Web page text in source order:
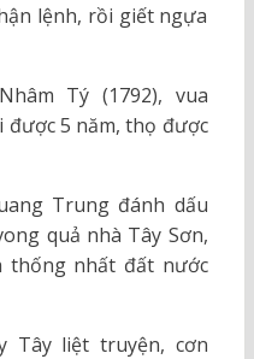
lệnh, rồi giết ngựa
Tý (1792), vua
5 năm, thọ được
Trung đánh dấu
quả nhà Tây Sơn,
thống nhất đất nước
Tây liệt truyện, cơn